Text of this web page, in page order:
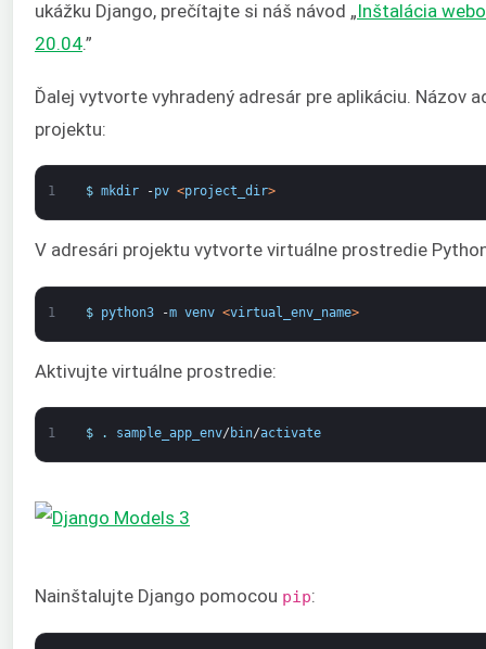
ukážku Django, prečítajte si náš návod „Inštalácia
20.04.”
Ďalej vytvorte vyhradený adresár pre aplikáciu. Názov
projektu:
1 $ mkdir -pv <project_dir>
V adresári projektu vytvorte virtuálne prostredie
1 $ python3 -m venv <virtual_env_name>
Aktivujte virtuálne prostredie:
1 $ . sample_app_env/ bin/activate
Nainštalujte Django pomocou pip: